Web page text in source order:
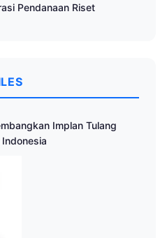
Pendanaan Riset
Implan Tulang